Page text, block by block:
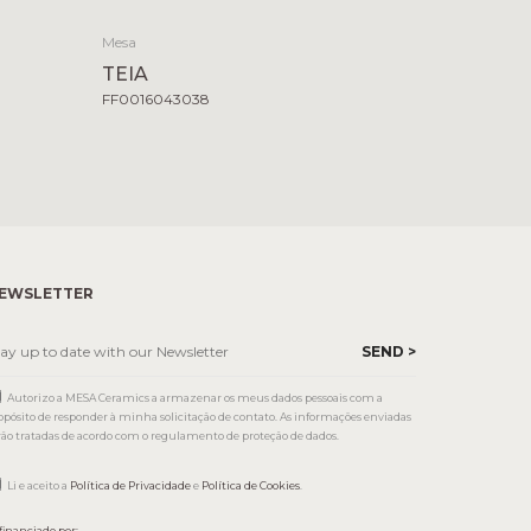
Mesa
TEIA
FF0016043038
Autorizo a MESA Ceramics a armazenar os meus dados pessoais com a
de responder à minha solicitação de contato. As informações enviadas
tratadas de acordo com o regulamento de proteção de dados.
Li e aceito a Política de Privacidadee Política de Cookies.